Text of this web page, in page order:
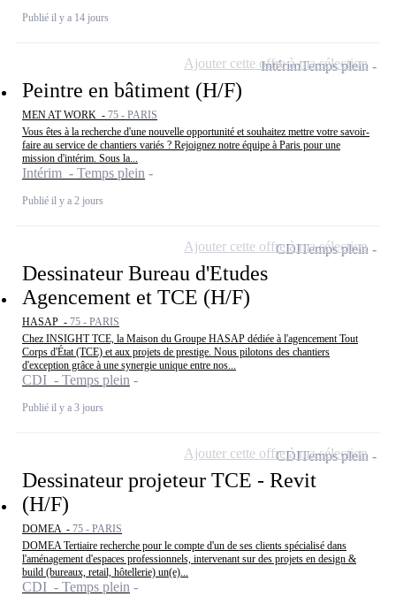
Publié il y a 14 jours
Peintre en bâtiment (H/F)
MEN AT WORK - 75 - PARIS
Vous êtes à la recherche d'une nouvelle opportunité et souhaitez mettre votre savoir-
faire au service de chantiers variés ? Rejoignez notre équipe à Paris pour une
mission d'intérim. Sous la...
Intérim - Temps plein
Publié il y a 2 jours
IntérimTemps plein
Ajouter cette offre à ma sélection
Dessinateur Bureau d'Etudes
Agencement et TCE (H/F)
HASAP - 75 - PARIS
Chez INSIGHT TCE, la Maison du Groupe HASAP dédiée à l'agencement Tout
Corps d'État (TCE) et aux projets de prestige. Nous pilotons des chantiers
d'exception grâce à une synergie unique entre nos...
CDI - Temps plein
Publié il y a 3 jours
CDITemps plein
Ajouter cette offre à ma sélection
Dessinateur projeteur TCE - Revit
(H/F)
DOMEA - 75 - PARIS
DOMEA Tertiaire recherche pour le compte d'un de ses clients spécialisé dans
l'aménagement d'espaces professionnels, intervenant sur des projets en design &
build (bureaux, retail, hôtellerie) un(e)...
CDI - Temps plein
CDITemps plein
Ajouter cette offre à ma sélection